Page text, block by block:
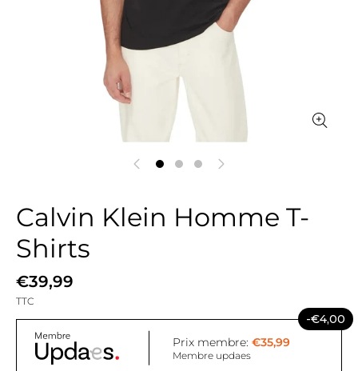
Calvin Klein Homme T-
Shirts
€39,99
TTC
-€4,00
Prix membre: €35,99
Membre updaes